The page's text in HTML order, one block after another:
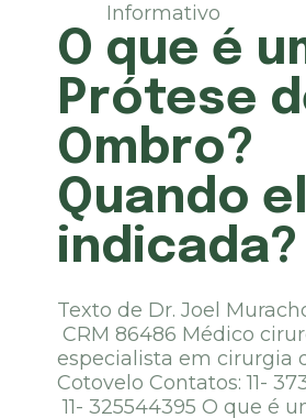
Informativo
O que é
Prótese
Ombro?
Quando
indicada?
Texto de Dr. Joel
CRM 86486 Médico
especialista em cirurgia
Cotovelo Contatos: 11-
11- 325544395 O que é